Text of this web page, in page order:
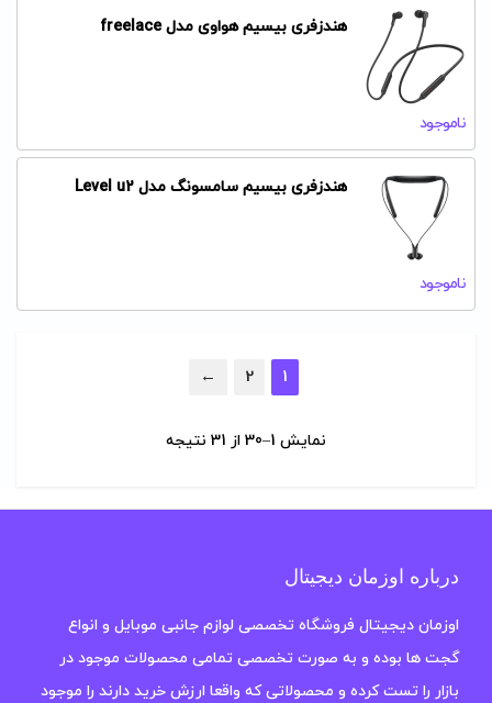
هندزفری بیسیم هواوی مدل freelace
ناموجود
هندزفری بیسیم سامسونگ مدل Level u2
ناموجود
1
2
←
نمایش 1–30 از 31 نتیجه
درباره اوزمان دیجیتال
اوزمان دیجیتال فروشگاه تخصصی لوازم جانبی موبایل و انواع
گجت ها بوده و به صورت تخصصی تمامی محصولات موجود در
بازار را تست کرده و محصولاتی که واقعا ارزش خرید دارند را موجود